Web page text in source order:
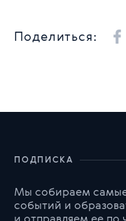
Поделиться:
ПОДПИСКА
Мы собираем
событий и
и отправляем ее по